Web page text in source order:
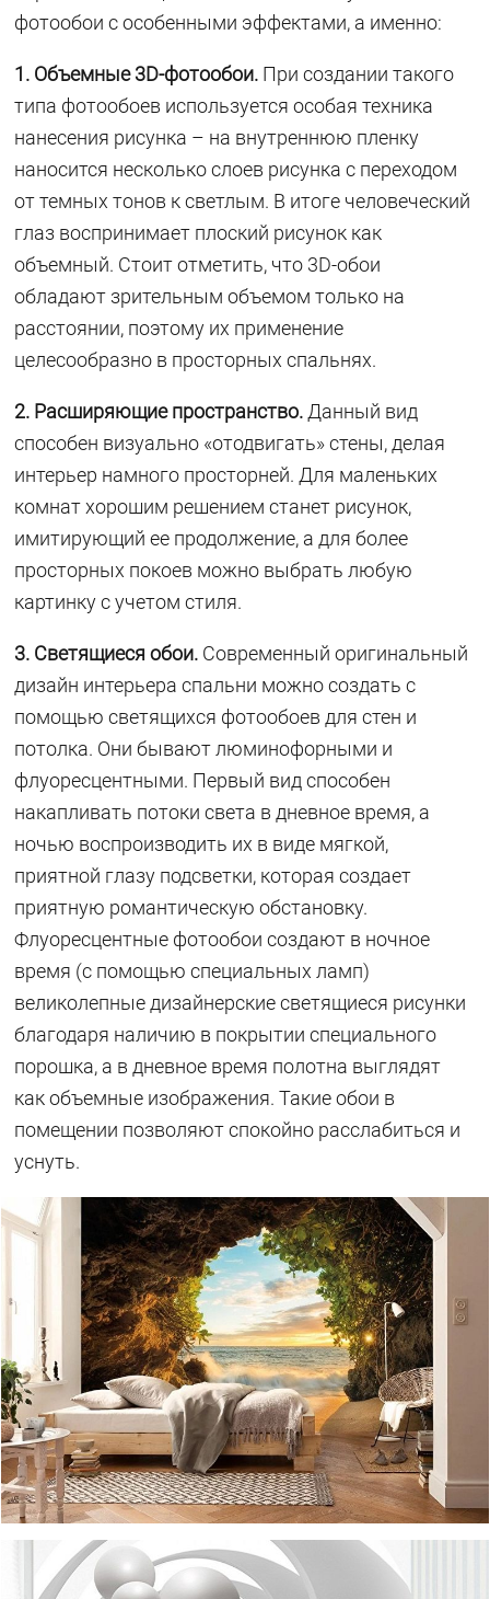
фотообои с особенными эффектами, а именно:
1. Объемные 3D-фотообои. При создании такого
типа фотообоев используется особая техника
нанесения рисунка – на внутреннюю пленку
наносится несколько слоев рисунка с переходом
от темных тонов к светлым. В итоге человеческий
глаз воспринимает плоский рисунок как
объемный. Стоит отметить, что 3D-обои
обладают зрительным объемом только на
расстоянии, поэтому их применение
целесообразно в просторных спальнях.
2. Расширяющие пространство.Данный вид
способен визуально «отодвигать» стены, делая
интерьер намного просторней. Для маленьких
комнат хорошим решением станет рисунок,
имитирующий ее продолжение, а для более
просторных покоев можно выбрать любую
картинку с учетом стиля.
3. Светящиеся обои. Современный оригинальный
дизайн интерьера спальни можно создать с
помощью светящихся фотообоев для стен и
потолка. Они бывают люминофорными и
флуоресцентными. Первый вид способен
накапливать потоки света в дневное время, а
ночью воспроизводить их в виде мягкой,
приятной глазу подсветки, которая создает
приятную романтическую обстановку.
Флуоресцентные фотообои создают в ночное
время (с помощью специальных ламп)
великолепные дизайнерские светящиеся рисунки
благодаря наличию в покрытии специального
порошка, а в дневное время полотна выглядят
как объемные изображения. Такие обои в
помещении позволяют спокойно расслабиться и
уснуть.